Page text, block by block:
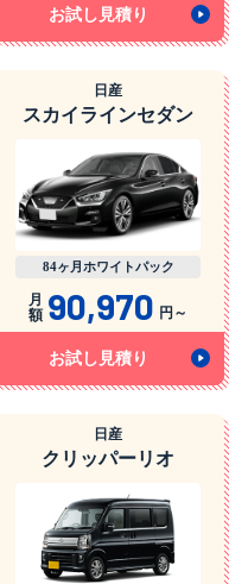
お試し見積り
日産
スカイラインセダン
84ヶ月ホワイトパック
月
額 90,970 円～
お試し見積り
日産
クリッパーリオ